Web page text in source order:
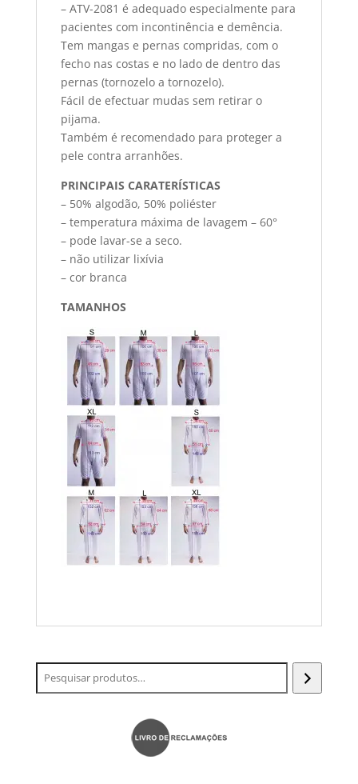
– ATV-2081 é adequado especialmente para
pacientes com incontinência e demência.
Tem mangas e pernas compridas, com o
fecho nas costas e no lado de dentro das
pernas (tornozelo a tornozelo).
Fácil de efectuar mudas sem retirar o
pijama.
Também é recomendado para proteger a
pele contra arranhões.
PRINCIPAIS CARATERÍSTICAS
– 50% algodão, 50% poliéster
– temperatura máxima de lavagem – 60°
– pode lavar-se a seco.
– não utilizar lixívia
– cor branca
TAMANHOS